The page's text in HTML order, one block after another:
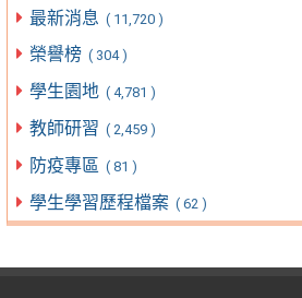
最新消息 ( 11,720 )
榮譽榜 ( 304 )
學生園地 ( 4,781 )
教師研習 ( 2,459 )
防疫專區 ( 81 )
學生學習歷程檔案 ( 62 )